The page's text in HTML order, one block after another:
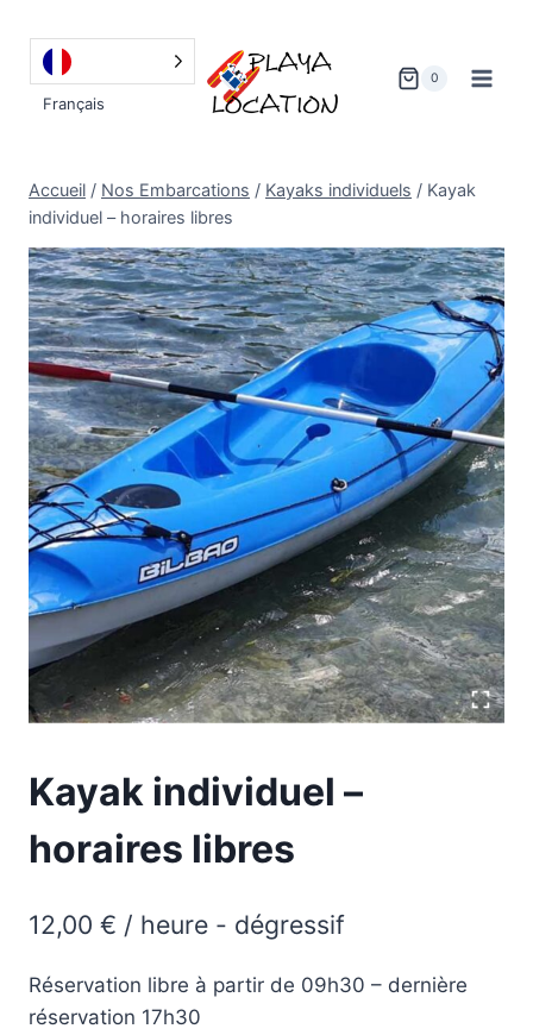
contenu
Français
0
Accueil / Nos Embarcations / Kayaks individuels / Kayak
individuel – horaires libres
Kayak individuel –
horaires libres
12,00 € / heure - dégressif
Réservation libre à partir de 09h30 – dernière
réservation 17h30